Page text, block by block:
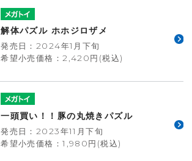
解体パズル ホホジロザメ
発売日：2024年1月下旬
希望小売価格：2,420円(税込)
一頭買い！！豚の丸焼きパズル
発売日：2023年11月下旬
希望小売価格：1,980円(税込)